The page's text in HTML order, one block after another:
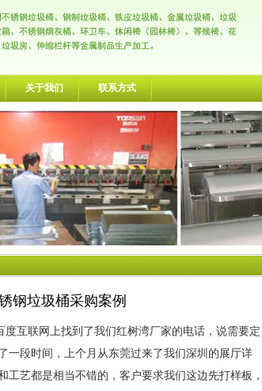
关于我们 联系方式
钢垃圾桶采购案例
互联网上找到了我们红树湾厂家的电话，说需要定
一段时间，上个月从东莞过来了我们深圳的展厅详
艺都是相当不错的，客户要求我们这边先打样板，